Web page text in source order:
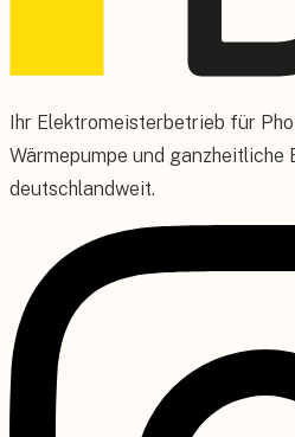
Ihr Elektromeisterbetrieb für
Wärmepumpe und ganzheitliche
deutschlandweit.